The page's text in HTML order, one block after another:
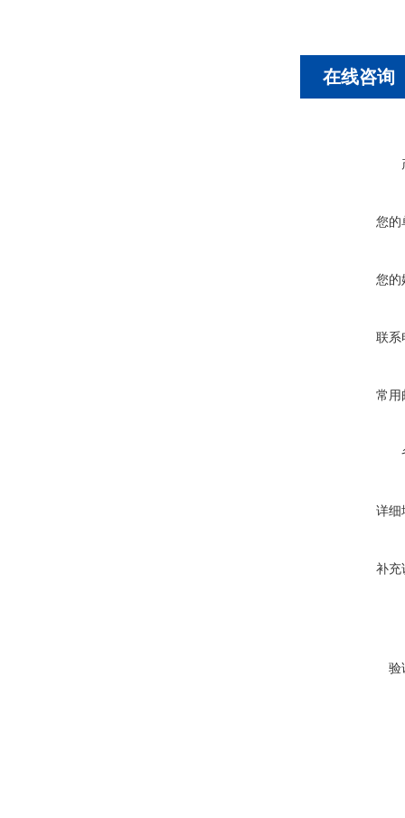
在线咨询
您的
您的
联系
常用
详细
补充
验